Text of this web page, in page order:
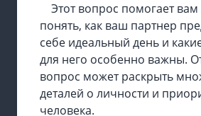
Этот вопрос помогает
понять, как ваш партнер
себе идеальный день и
для него особенно важны.
вопрос может раскрыть
деталей о личности и
человека.